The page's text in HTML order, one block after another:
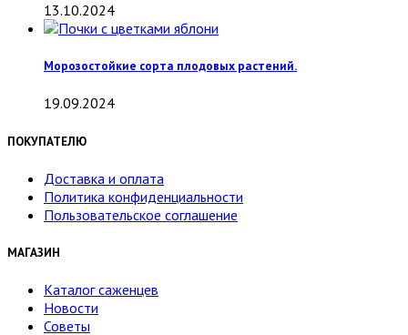
13.10.2024
Морозостойкие сорта плодовых растений.
19.09.2024
ПОКУПАТЕЛЮ
Доставка и оплата
Политика конфиденциальности
Пользовательское соглашение
МАГАЗИН
Каталог саженцев
Новости
Советы